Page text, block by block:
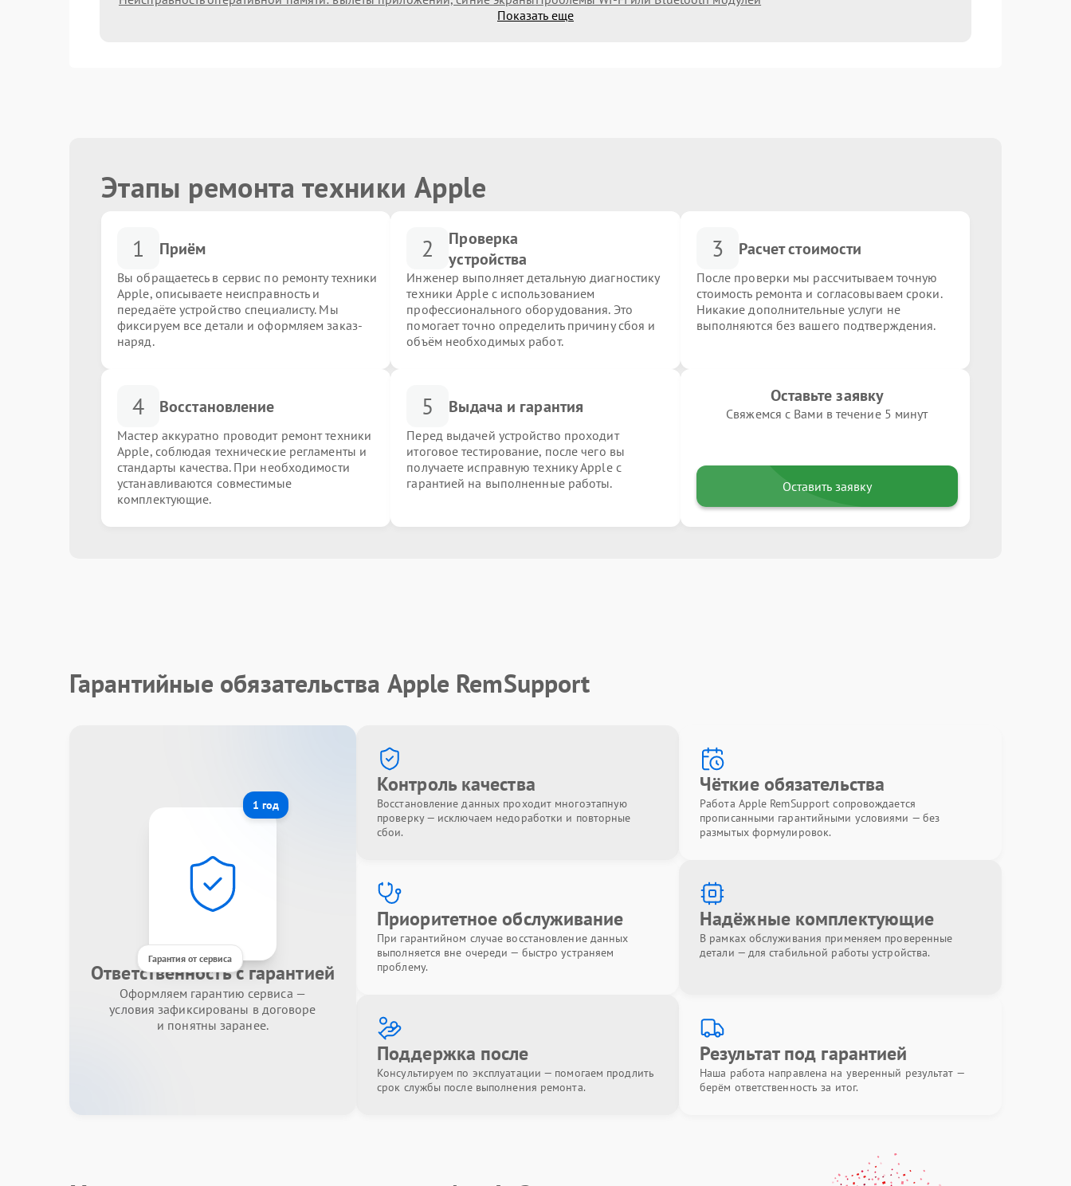
Показать еще
Этапы ремонта техники Apple
1 Приём
Вы обращаетесь в сервис по ремонту техники
Apple, описываете неисправность и
передаёте устройство специалисту. Мы
фиксируем все детали и оформляем заказ-
наряд.
2
Проверка
устройства
Инженер выполняет детальную диагностику
техники Apple с использованием
профессионального оборудования. Это
помогает точно определить причину сбоя и
объём необходимых работ.
3 Расчет стоимости
После проверки мы рассчитываем точную
стоимость ремонта и согласовываем сроки.
Никакие дополнительные услуги не
выполняются без вашего подтверждения.
4 Восстановление
Мастер аккуратно проводит ремонт техники
Apple, соблюдая технические регламенты и
стандарты качества. При необходимости
устанавливаются совместимые
комплектующие.
5 Выдача и гарантия
Перед выдачей устройство проходит
итоговое тестирование, после чего вы
получаете исправную технику Apple с
гарантией на выполненные работы.
Оставьте заявку
Свяжемся с Вами в течение 5 минут
Оставить заявку
Гарантийные обязательства Apple RemSupport
1 год
Гарантия от сервиса
Ответственность с гарантией
Оформляем гарантию сервиса —
условия зафиксированы в договоре
и понятны заранее.
Контроль качества
Восстановление данных проходит многоэтапную
проверку — исключаем недоработки и повторные
сбои.
Чёткие обязательства
Работа Apple RemSupport сопровождается
прописанными гарантийными условиями — без
размытых формулировок.
Приоритетное обслуживание
При гарантийном случае восстановление данных
выполняется вне очереди — быстро устраняем
проблему.
Надёжные комплектующие
В рамках обслуживания применяем проверенные
детали — для стабильной работы устройства.
Поддержка после
Консультируем по эксплуатации — помогаем продлить
срок службы после выполнения ремонта.
Результат под гарантией
Наша работа направлена на уверенный результат —
берём ответственность за итог.